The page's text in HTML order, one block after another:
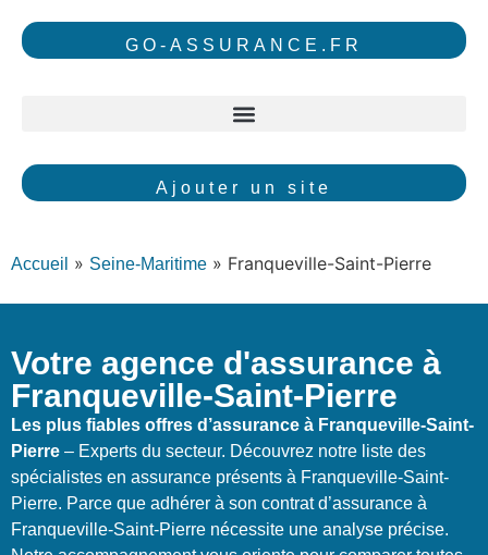
GO-ASSURANCE.FR
Ajouter un site
Accueil » Seine-Maritime » Franqueville-Saint-Pierre
Votre agence d'assurance à
Franqueville-Saint-Pierre
Les plus fiables offres d’assurance à Franqueville-Saint-
Pierre – Experts du secteur. Découvrez notre liste des
spécialistes en assurance présents à Franqueville-Saint-
Pierre. Parce que adhérer à son contrat d’assurance à
Franqueville-Saint-Pierre nécessite une analyse précise.